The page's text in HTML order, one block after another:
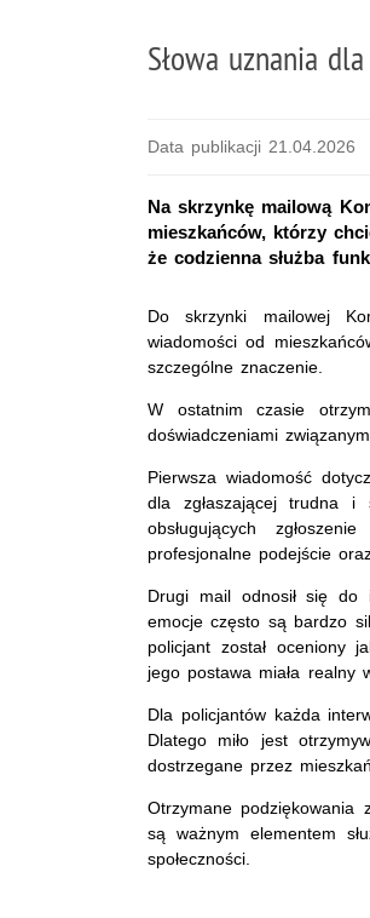
Słowa uznania
Data publikacji 21.04.2026
Na skrzynkę mailową
mieszkańców, którzy
że codzienna służba
Do skrzynki mailowej
wiadomości od
szczególne znaczenie.
W ostatnim czasie
doświadczeniami
Pierwsza wiadomość
dla zgłaszającej trudna i
obsługujących
profesjonalne podejście
Drugi mail odnosił się do
emocje często są bardzo
policjant został oceniony
jego postawa miała realny
Dla policjantów każda
Dlatego miło jest
dostrzegane przez
Otrzymane podziękowania
są ważnym elementem
społeczności.